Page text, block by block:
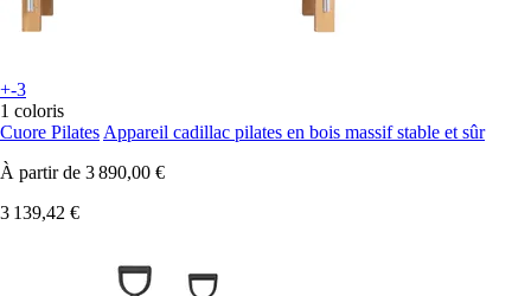
+-3
1 coloris
Cuore Pilates Appareil cadillac pilates en bois massif stable et sûr
À partir de 3 890,00 €
3 139,42 €